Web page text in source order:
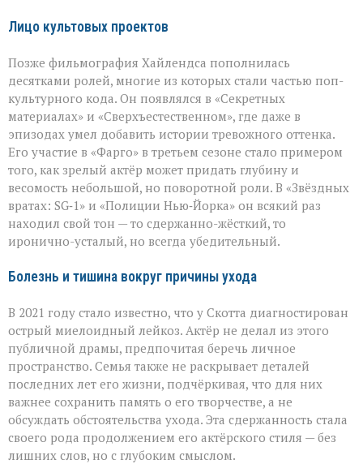
Лицо культовых проектов
Позже фильмография Хайлендса пополнилась
десятками ролей, многие из которых стали частью поп-
культурного кода. Он появлялся в «Секретных
материалах» и «Сверхъестественном», где даже в
эпизодах умел добавить истории тревожного оттенка.
Его участие в «Фарго» в третьем сезоне стало примером
того, как зрелый актёр может придать глубину и
весомость небольшой, но поворотной роли. В «Звёздных
вратах: SG‑1» и «Полиции Нью‑Йорка» он всякий раз
находил свой тон — то сдержанно-жёсткий, то
иронично-усталый, но всегда убедительный.
Болезнь и тишина вокруг причины ухода
В 2021 году стало известно, что у Скотта диагностирован
острый миелоидный лейкоз. Актёр не делал из этого
публичной драмы, предпочитая беречь личное
пространство. Семья также не раскрывает деталей
последних лет его жизни, подчёркивая, что для них
важнее сохранить память о его творчестве, а не
обсуждать обстоятельства ухода. Эта сдержанность стала
своего рода продолжением его актёрского стиля — без
лишних слов, но с глубоким смыслом.